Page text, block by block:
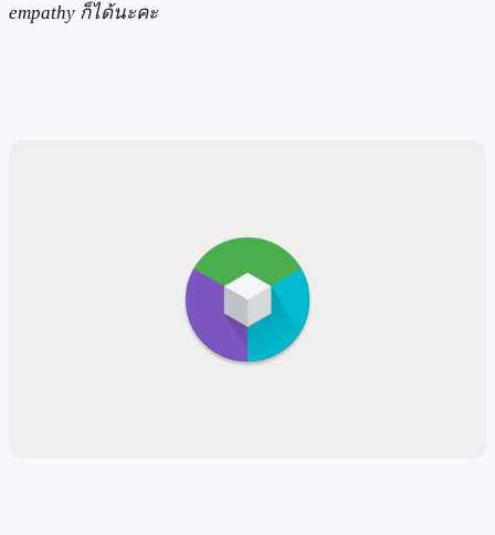
empathy ก็ได้นะคะ